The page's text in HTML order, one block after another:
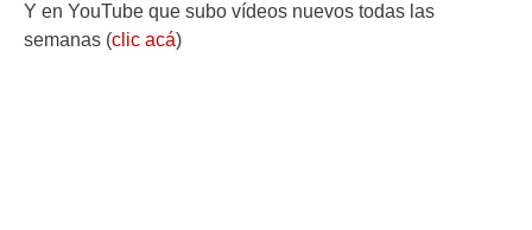
Y en YouTube que subo vídeos nuevos todas las
semanas (clic acá)